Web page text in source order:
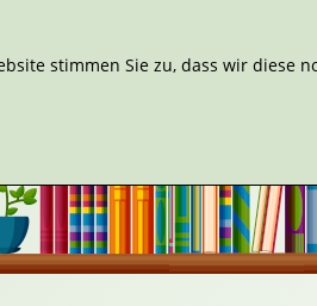
stimmen Sie zu, dass wir diese